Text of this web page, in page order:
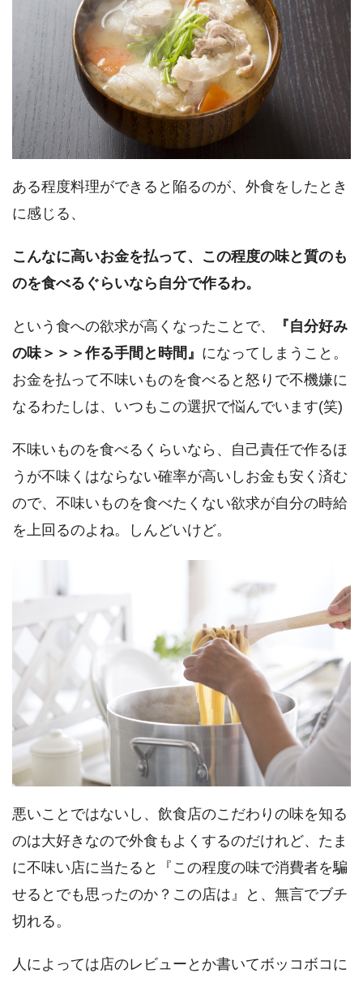
ある程度料理ができると陥るのが、外食をしたとき
に感じる、
こんなに高いお金を払って、この程度の味と質のも
のを食べるぐらいなら自分で作るわ。
という食への欲求が高くなったことで、
『自分好み
の味＞＞＞作る手間と時間』 になってしまうこと。
お金を払って不味いものを食べると怒りで不機嫌に
なるわたしは、いつもこの選択で悩んでいます(笑)
不味いものを食べるくらいなら、自己責任で作るほ
うが不味くはならない確率が高いしお金も安く済む
ので、不味いものを食べたくない欲求が自分の時給
を上回るのよね。しんどいけど。
悪いことではないし、飲食店のこだわりの味を知る
のは大好きなので外食もよくするのだけれど、たま
に不味い店に当たると『この程度の味で消費者を騙
せるとでも思ったのか？この店は』と、無言でブチ
切れる。
人によっては店のレビューとか書いてボッコボコに